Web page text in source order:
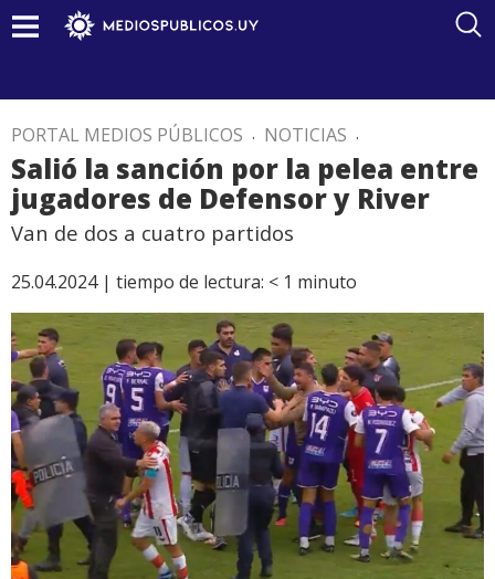
PORTAL MEDIOS PÚBLICOS . NOTICIAS .
Salió la sanción por la pelea entre
jugadores de Defensor y River
Van de dos a cuatro partidos
25.04.2024 | tiempo de lectura: < 1 minuto